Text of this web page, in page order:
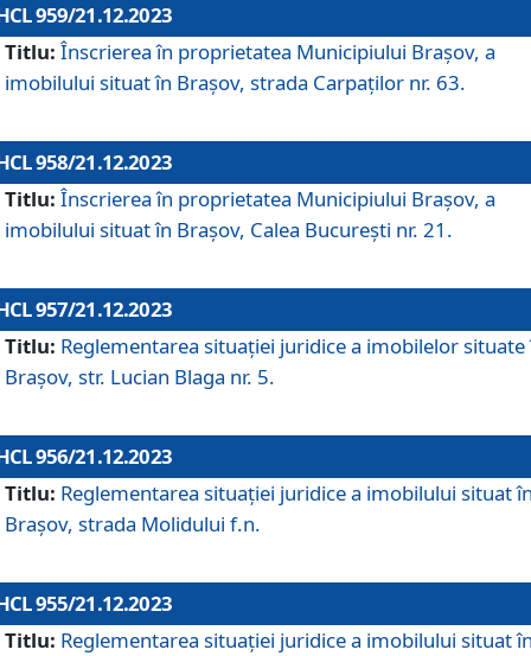
959/21.12.2023
Titlu: Înscrierea în proprietatea Municipiului Brașov, a
imobilului situat în Brașov, strada Carpaților nr. 63.
958/21.12.2023
Titlu: Înscrierea în proprietatea Municipiului Brașov, a
imobilului situat în Brașov, Calea București nr. 21.
957/21.12.2023
Titlu: Reglementarea situației juridice a imobilelor situate
Brașov, str. Lucian Blaga nr. 5.
956/21.12.2023
Titlu: Reglementarea situației juridice a imobilului situat
Brașov, strada Molidului f.n.
955/21.12.2023
Titlu: Reglementarea situației juridice a imobilului situat